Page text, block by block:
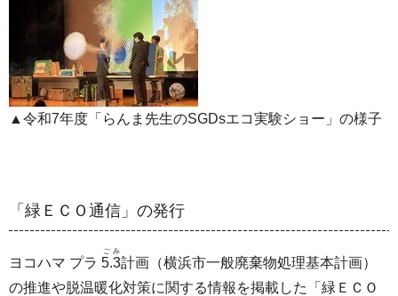
▲令和7年度「らんま先生のSGDsエコ実験ショー」の様子
「緑ＥＣＯ通信」の発行
ヨコハマ プラ 5.3
ごみ
計画（横浜市一般廃棄物処理基本計画）
の推進や脱温暖化対策に関する情報を掲載した「緑ＥＣＯ